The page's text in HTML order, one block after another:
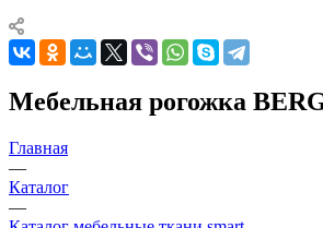
Мебельная рогожка
Главная
—
Каталог
—